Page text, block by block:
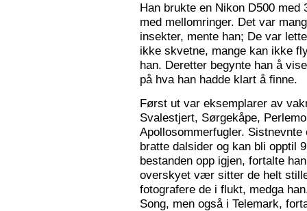
Han brukte en Nikon D500
med mellomringer. Det var
insekter, mente han; De var
ikke skvetne, mange kan ikke
han. Deretter begynte han å
på hva han hadde klart å finne.
Først ut var eksemplarer av
Svalestjert, Sørgekåpe,
Apollosommerfugler.
bratte dalsider og kan bli opptil
bestanden opp igjen, fortalte
overskyet vær sitter de helt
fotografere de i flukt, medga
Song, men også i Telemark,